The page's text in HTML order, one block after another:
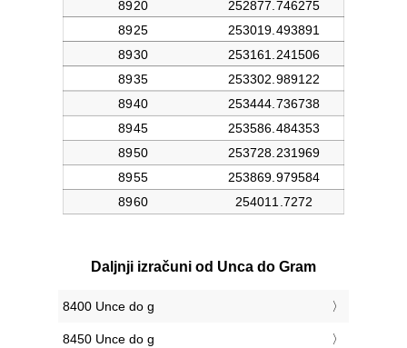
Daljnji izračuni od Unca do Gram
8400 Unce do g
8450 Unce do g